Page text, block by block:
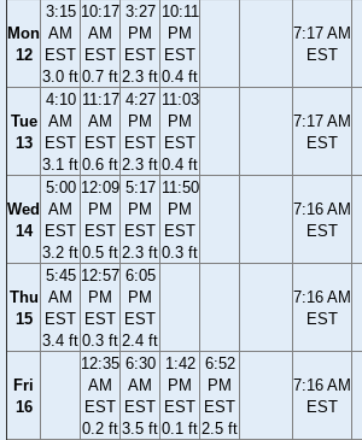
Mon
12
3:15
AM
EST
3.0 ft
10:17
AM
EST
0.7 ft
3:27
PM
EST
2.3 ft
10:11
PM
EST
0.4 ft
7:17 AM
EST
Tue
13
4:10
AM
EST
3.1 ft
11:17
AM
EST
0.6 ft
4:27
PM
EST
2.3 ft
11:03
PM
EST
0.4 ft
7:17 AM
EST
Wed
14
5:00
AM
EST
3.2 ft
12:09
PM
EST
0.5 ft
5:17
PM
EST
2.3 ft
11:50
PM
EST
0.3 ft
7:16 AM
EST
Thu
15
5:45
AM
EST
3.4 ft
12:57
PM
EST
0.3 ft
6:05
PM
EST
2.4 ft
7:16 AM
EST
Fri
16
12:35
AM
EST
0.2 ft
6:30
AM
EST
3.5 ft
1:42
PM
EST
0.1 ft
6:52
PM
EST
2.5 ft
7:16 AM
EST